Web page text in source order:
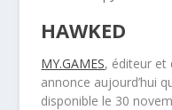
HAWKED
MY.GAMES, éditeur et
annonce aujourd’hui
disponible le 30